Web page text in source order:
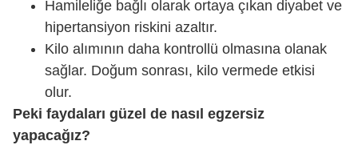
Hamileliğe bağlı olarak ortaya çıkan diyabet ve
hipertansiyon riskini azaltır.
Kilo alımının daha kontrollü olmasına olanak
sağlar. Doğum sonrası, kilo vermede etkisi
olur.
Peki faydaları güzel de nasıl egzersiz
yapacağız?